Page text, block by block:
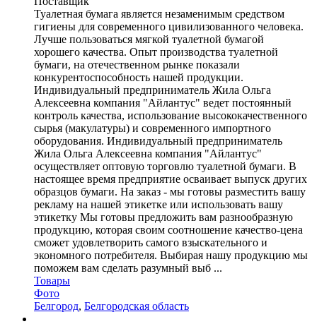
Туалетная бумага является незаменимым средством
гигиены для современного цивилизованного человека.
Лучше пользоваться мягкой туалетной бумагой
хорошего качества. Опыт производства туалетной
бумаги, на отечественном рынке показали
конкурентоспособность нашей продукции.
Индивидуальный предприниматель Жила Ольга
Алексеевна компания "Айлантус" ведет постоянный
контроль качества, использование высококачественного
сырья (макулатуры) и современного импортного
оборудования. Индивидуальный предприниматель
Жила Ольга Алексеевна компания "Айлантус"
осуществляет оптовую торговлю туалетной бумаги. В
настоящее время предприятие осваивает выпуск других
образцов бумаги. На заказ - мы готовы разместить вашу
рекламу на нашей этикетке или использовать вашу
этикетку Мы готовы предложить вам разнообразную
продукцию, которая своим соотношение качество-цена
сможет удовлетворить самого взыскательного и
экономного потребителя. Выбирая нашу продукцию мы
поможем вам сделать разумный выб ...
Товары
Фото
Белгород, Белгородская область